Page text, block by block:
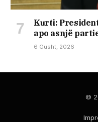
Kurti:
apo asnjë
6 Gusht, 2026
©